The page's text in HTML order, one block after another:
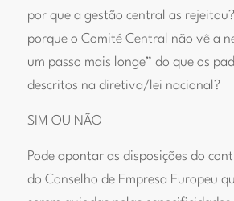
por que a gestão central as
porque o Comité Central não vê a
um passo mais longe” do que os
descritos na diretiva/lei nacional?
SIM OU NÃO
Pode apontar as disposições do
do Conselho de Empresa Europeu